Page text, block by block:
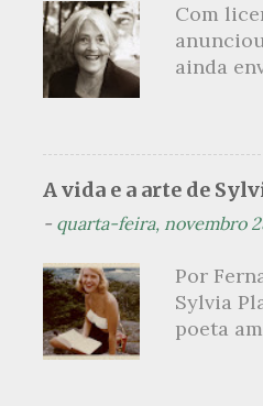
trazes
Com
ainda
não,
toda
na hora
A vida e a arte de
- quarta-feira, novembro
Por
Sylvia
poeta
como